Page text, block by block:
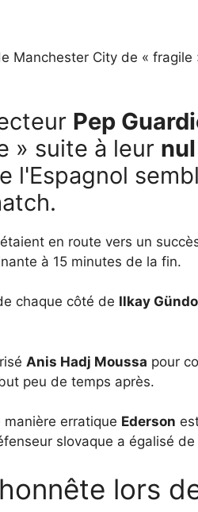
Manchester City de «
Pep
» suite à leur
l'Espagnol
en route vers un
à 15 minutes de la fin.
chaque côté de Ilkay
Anis Hadj Moussa pour
peu de temps après.
erratique Ederson
slovaque a égalisé
lors